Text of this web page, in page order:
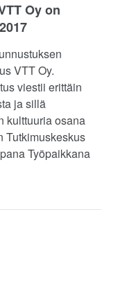
Oy on
VTT Oy.
viestii erittäin
ja sillä
kulttuuria osana
Tutkimuskeskus
Työpaikkana